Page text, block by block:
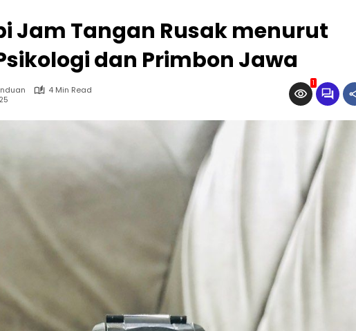
Jam Tangan Rusak menurut
dan Primbon Jawa
4 Min Read
1